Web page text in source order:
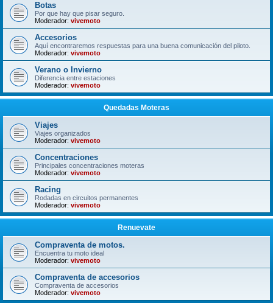
Botas
Por que hay que pisar seguro.
Moderador: vivemoto
Accesorios
Aquí encontraremos respuestas para una buena comunicación del piloto.
Moderador: vivemoto
Verano o Invierno
Diferencia entre estaciones
Moderador: vivemoto
Quedadas Moteras
Viajes
Viajes organizados
Moderador: vivemoto
Concentraciones
Principales concentraciones moteras
Moderador: vivemoto
Racing
Rodadas en circuitos permanentes
Moderador: vivemoto
Renuevate
Compraventa de motos.
Encuentra tu moto ideal
Moderador: vivemoto
Compraventa de accesorios
Compraventa de accesorios
Moderador: vivemoto